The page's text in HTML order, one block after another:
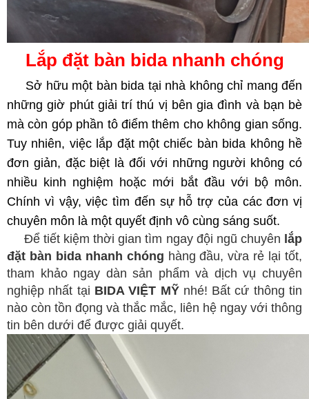
Lắp đặt bàn bida nhanh chóng
Sở hữu một bàn bida tại nhà không chỉ mang đến
những giờ phút giải trí thú vị bên gia đình và bạn bè
mà còn góp phần tô điểm thêm cho không gian sống.
Tuy nhiên, việc lắp đặt một chiếc bàn bida không hề
đơn giản, đặc biệt là đối với những người không có
nhiều kinh nghiệm hoặc mới bắt đầu với bộ môn.
Chính vì vậy, việc tìm đến sự hỗ trợ của các đơn vị
chuyên môn là một quyết định vô cùng sáng suốt.
Để tiết kiệm thời gian tìm ngay đội ngũ chuyên lắp
đặt bàn bida nhanh chóng hàng đầu, vừa rẻ lại tốt,
tham khảo ngay dàn sản phẩm và dịch vụ chuyên
nghiệp nhất tại BIDA VIỆT MỸ nhé! Bất cứ thông tin
nào còn tồn đọng và thắc mắc, liên hệ ngay với thông
tin bên dưới để được giải quyết.